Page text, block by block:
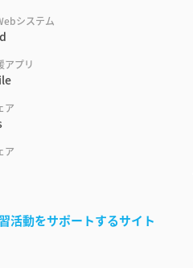
システム
アプリ
ア
ア
活動をサポートするサイト